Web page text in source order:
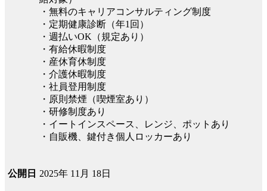
・無料のキャリアコンサルティング制度
・定期健康診断（年1回）
・週払いOK（規定あり）
・有給休暇制度
・産休育休制度
・介護休暇制度
・社員登用制度
・原則禁煙（喫煙室あり）
・研修制度あり
・イートインスペース、レンジ、ポットあり
・自販機、鍵付き個人ロッカーあり
公開日 2025年 11月 18日